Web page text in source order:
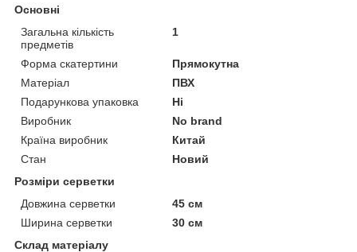
Основні
Загальна кількість
предметів
1
Форма скатертини
Прямокутна
Матеріал
ПВХ
Подарункова упаковка
Ні
Виробник
No brand
Країна виробник
Китай
Стан
Новий
Розміри серветки
Довжина серветки
45 см
Ширина серветки
30 см
Склад матеріалу